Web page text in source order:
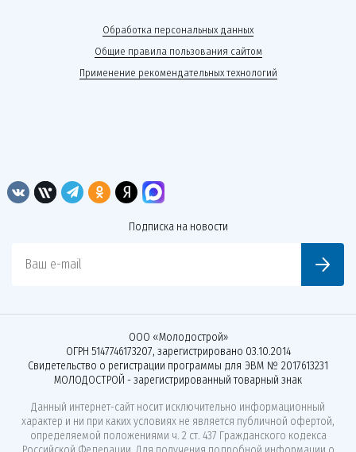
Обработка персональных данных
Общие правила пользования сайтом
Применение рекомендательных технологий
Подписка на новости
Ваш e-mail
ООО «Молодострой»
ОГРН 5147746173207, зарегистрировано 03.10.2014
Свидетельство о регистрации программы для ЭВМ № 2017613231
МОЛОДОСТРОЙ - зарегистрированный товарный знак
Данный интернет-сайт носит исключительно информационный
характер и ни при каких условиях не является публичной офертой,
определяемой положениями ч. 2 ст. 437 Гражданского кодекса